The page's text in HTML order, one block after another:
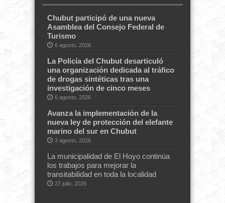
Chubut participó de una nueva
Asamblea del Consejo Federal de
Turismo
6 agosto, 2026
La Policía del Chubut desarticuló
una organización dedicada al tráfico
de drogas sintéticas tras una
investigación de cinco meses
6 agosto, 2026
Avanza la implementación de la
nueva ley de protección del elefante
marino del sur en Chubut
3 agosto, 2026
La municipalidad de El Hoyo continúa
los trabajos para mejorar la
transitabilidad en toda la localidad
27 julio, 2026